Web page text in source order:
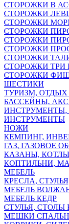
СТОРОЖКИ В
СТОРОЖКИ
СТОРОЖКИ
СТОРОЖКИ
СТОРОЖКИ
СТОРОЖКИ
СТОРОЖКИ
СТОРОЖКИ ТРИ
СТОРОЖКИ
ШЕСТИКИ
ТУРИЗМ, ОТДЫХ
БАССЕЙНЫ,
ИНСТРУМЕНТЫ
НОЖИ
КЕМПИНГ,
ГАЗ, ГАЗОВОЕ
КАЗАНЫ,
КОПТИЛЬНИ,
МЕБЕЛЬ
КРЕСЛА,
МЕБЕЛЬ
МЕБЕЛЬ КЕДР
СТУЛЬЯ, СТОЛЫ
МЕШКИ